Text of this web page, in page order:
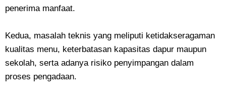
penerima manfaat.
Kedua, masalah teknis yang meliputi ketidakseragaman
kualitas menu, keterbatasan kapasitas dapur maupun
sekolah, serta adanya risiko penyimpangan dalam
proses pengadaan.